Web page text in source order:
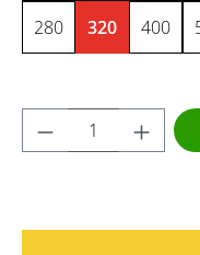
280 320 400
Produkt